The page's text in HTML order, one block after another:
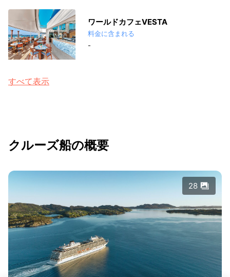
ワールドカフェVESTA
料金に含まれる
-
すべて表示
クルーズ船の概要
28